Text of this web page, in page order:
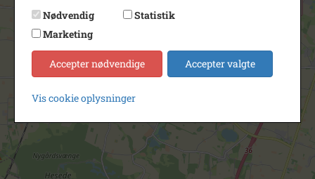
Nødvendig
Statistik
Marketing
Accepter nødvendige Accepter valgte
Vis cookie oplysninger